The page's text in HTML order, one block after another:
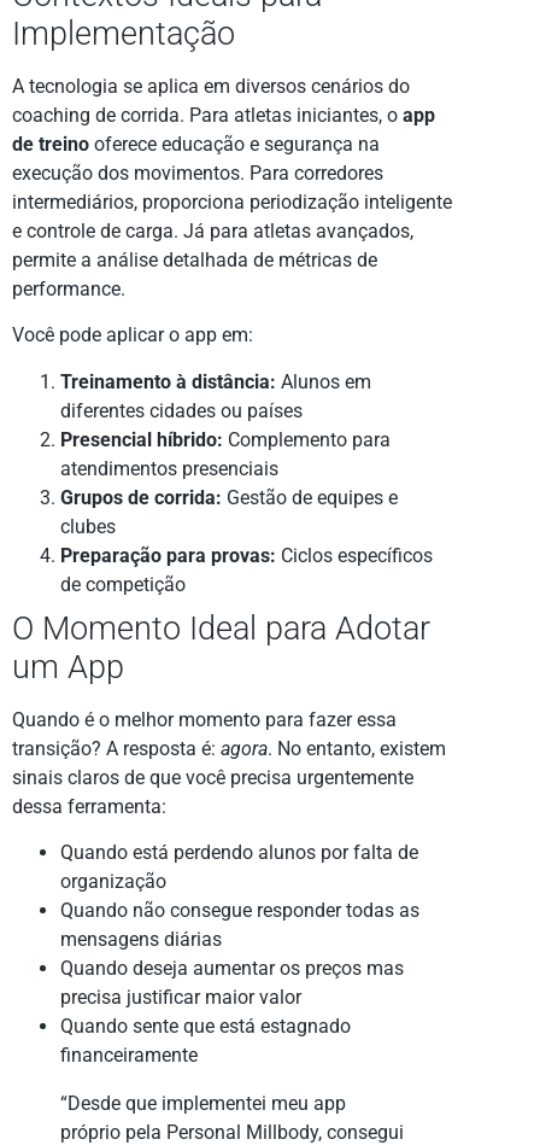
Implementação
A tecnologia se aplica em diversos cenários do
coaching de corrida. Para atletas iniciantes, o app
de treino oferece educação e segurança na
execução dos movimentos. Para corredores
intermediários, proporciona periodização inteligente
e controle de carga. Já para atletas avançados,
permite a análise detalhada de métricas de
performance.
Você pode aplicar o app em:
Treinamento à distância: Alunos em
diferentes cidades ou países
Presencial híbrido: Complemento para
atendimentos presenciais
Grupos de corrida: Gestão de equipes e
clubes
Preparação para provas: Ciclos específicos
de competição
O Momento Ideal para Adotar
um App
Quando é o melhor momento para fazer essa
transição? A resposta é: agora. No entanto, existem
sinais claros de que você precisa urgentemente
dessa ferramenta:
Quando está perdendo alunos por falta de
organização
Quando não consegue responder todas as
mensagens diárias
Quando deseja aumentar os preços mas
precisa justificar maior valor
Quando sente que está estagnado
financeiramente
“Desde que implementei meu app
próprio pela Personal Millbody, consegui